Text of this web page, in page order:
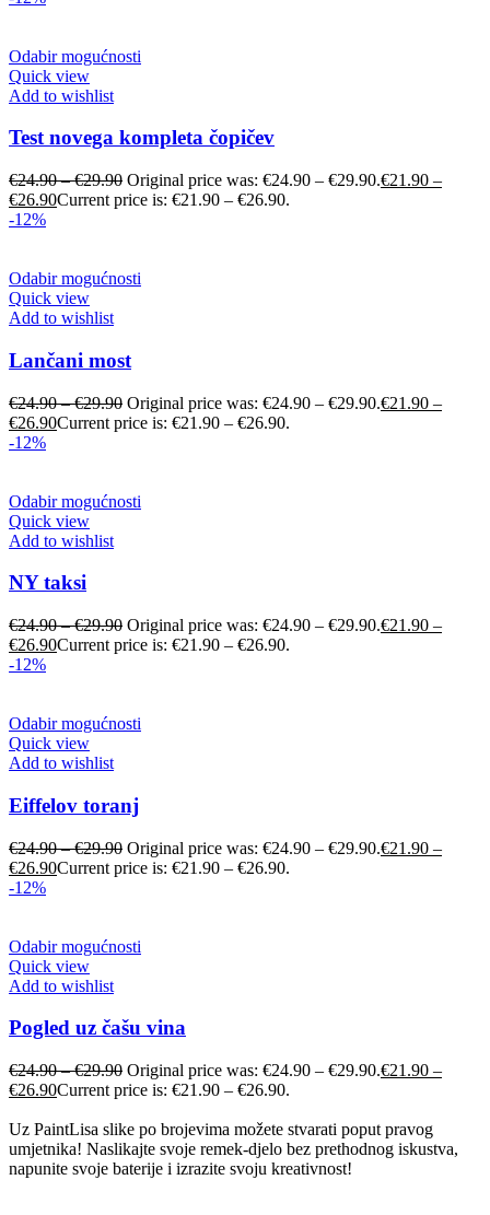
Odabir mogućnosti
Quick view
Add to wishlist
Test novega kompleta čopičev
€24.90–€29.90 Original price was: €24.90 – €29.90.€21.90 –
€26.90Current price is: €21.90 – €26.90.
-12%
Odabir mogućnosti
Quick view
Add to wishlist
Lančani most
€24.90–€29.90 Original price was: €24.90 – €29.90.€21.90 –
€26.90Current price is: €21.90 – €26.90.
-12%
Odabir mogućnosti
Quick view
Add to wishlist
NY taksi
€24.90–€29.90 Original price was: €24.90 – €29.90.€21.90 –
€26.90Current price is: €21.90 – €26.90.
-12%
Odabir mogućnosti
Quick view
Add to wishlist
Eiffelov toranj
€24.90–€29.90 Original price was: €24.90 – €29.90.€21.90 –
€26.90Current price is: €21.90 – €26.90.
-12%
Odabir mogućnosti
Quick view
Add to wishlist
Pogled uz čašu vina
€24.90–€29.90 Original price was: €24.90 – €29.90.€21.90 –
€26.90Current price is: €21.90 – €26.90.
Uz PaintLisa slike po brojevima možete stvarati poput pravog
umjetnika! Naslikajte svoje remek-djelo bez prethodnog iskustva,
napunite svoje baterije i izrazite svoju kreativnost!